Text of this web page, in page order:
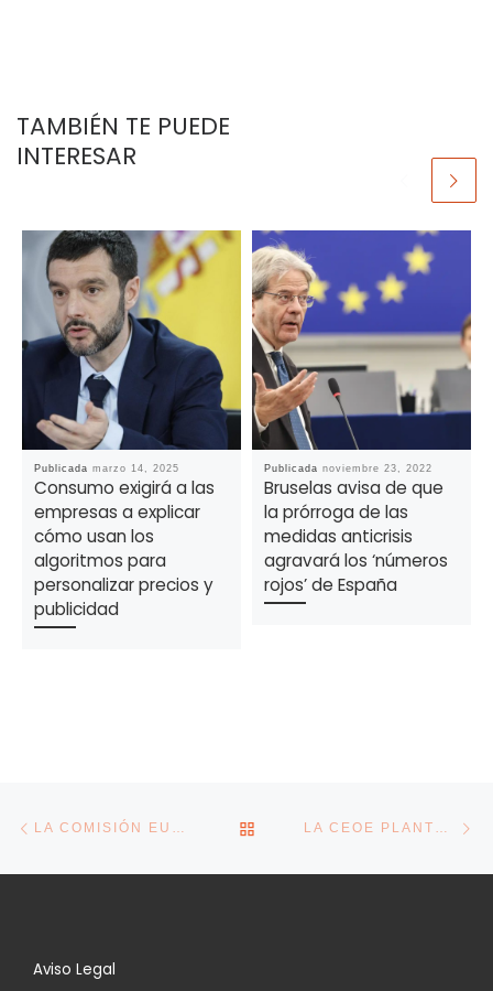
TAMBIÉN TE PUEDE
INTERESAR
Publicada marzo 14, 2025
Consumo exigirá a las
empresas a explicar
cómo usan los
algoritmos para
personalizar precios y
publicidad
Publicada noviembre 23, 2022
Bruselas avisa de que
la prórroga de las
medidas anticrisis
agravará los ‘números
rojos’ de España
Navegación de la entrada
Entrada anterior
VOLVER A LA LISTA DE
Aviso Legal